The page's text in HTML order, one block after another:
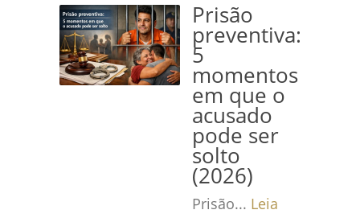
Prisão
preventiva:
5
momentos
em que o
acusado
pode ser
solto
(2026)
Prisão... Leia